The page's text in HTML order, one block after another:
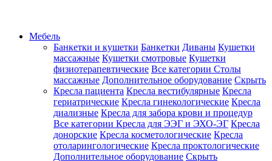
Мебель
Банкетки и кушетки Банкетки Диваны Кушетки
массажные Кушетки смотровые Кушетки
физиотерапевтические Все категории Столы
массажные Дополнительное оборудование Скрыть
Кресла пациента Кресла вестибулярные Кресла
гериатрические Кресла гинекологические Кресла
диализные Кресла для забора крови и процедур
Все категории Кресла для ЭЭГ и ЭХО-ЭГ Кресла
донорские Кресла косметологические Кресла
отоларингологические Кресла проктологические
Дополнительное оборудование Скрыть